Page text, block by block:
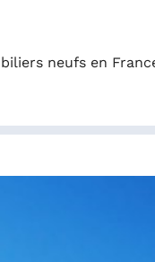
neufs en